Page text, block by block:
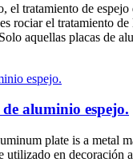
el tratamiento de
rociar el tratamiento
aquellas placas de
aluminio espejo.
plate is a metal
en decoración